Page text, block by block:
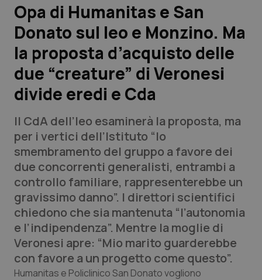
Scienza e Farmaci
Studi e Analisi
Lettere al direttore
QS Pro
Professionisti Sanitari.AI
Abruzzo
Basilicata
Calabria
QS Pro Gold
Artrite & artrosi
Asma & BPCO
QS Club Newsletter
Opa di Humanitas e San
Donato sul Ieo e Monzino. Ma
la proposta d’acquisto delle
due “creature” di Veronesi
divide eredi e Cda
Il CdA dell’Ieo esaminerà la proposta, ma
per i vertici dell’Istituto “lo
smembramento del gruppo a favore dei
due concorrenti generalisti, entrambi a
controllo familiare, rappresenterebbe un
gravissimo danno”. I direttori scientifici
chiedono che sia mantenuta “l’autonomia
e l’indipendenza”. Mentre la moglie di
Veronesi apre: “Mio marito guarderebbe
con favore a un progetto come questo”.
Humanitas e Policlinico San Donato vogliono